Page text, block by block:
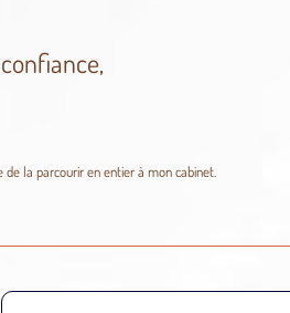
de la parcourir en entier à mon cabinet.